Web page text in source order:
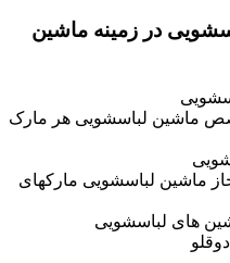
در زمینه ماشین
ماشین لباسشویی هر مارک
ماشین لباسشویی مارکهای
های لباسشویی